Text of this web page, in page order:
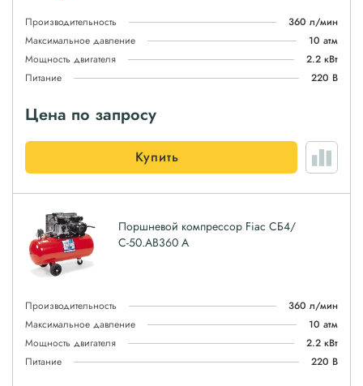
Производительность
360 л/мин
Максимальное давление
10 атм
Мощность двигателя
2.2 кВт
Питание
220 В
Цена по запросу
Купить
Поршневой компрессор Fiac СБ4/
С-50.AB360 А
Производительность
360 л/мин
Максимальное давление
10 атм
Мощность двигателя
2.2 кВт
Питание
220 В